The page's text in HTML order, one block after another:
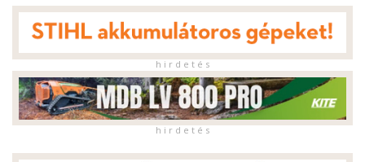
h i r d e t é s
h i r d e t é s